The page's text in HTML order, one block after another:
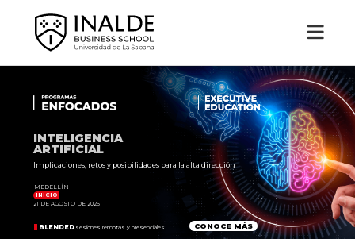
INTELIGENCIA
ARTIFICIAL
Implicaciones, retos y posibilidades para la alta dirección
INICIO
21 DE AGOSTO DE 2026
BLENDED sesiones remotas y presenciales
MEDELLÍN
CONOCE MÁS